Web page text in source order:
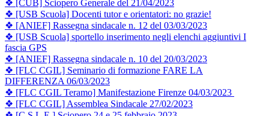
❖ [CUB] Sciopero Generale del 21/04/2023
❖ [USB Scuola] Docenti tutor e orientatori: no grazie!
❖ [ANIEF] Rassegna sindacale n. 12 del 03/03/2023
❖ [USB Scuola] sportello inserimento negli elenchi aggiuntivi I
fascia GPS
❖ [ANIEF] Rassegna sindacale n. 10 del 20/03/2023
❖ [FLC CGIL] Seminario di formazione FARE LA
DIFFERENZA 06/03/2023
❖ [FLC CGIL Teramo] Manifestazione Firenze 04/03/2023
❖ [FLC CGIL] Assemblea Sindacale 27/02/2023